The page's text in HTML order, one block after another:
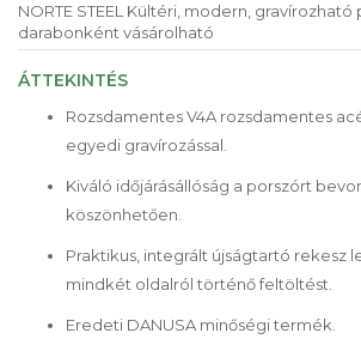
NORTE STEEL Kültéri, modern, gravírozható
darabonként vásárolható
ÁTTEKINTÉS
Rozsdamentes V4A rozsdamentes
egyedi gravírozással.
Kiváló időjárásállóság a porszórt
köszönhetően.
Praktikus, integrált újságtartó rekesz
mindkét oldalról történő feltöltést.
Eredeti DANUSA minőségi termék.